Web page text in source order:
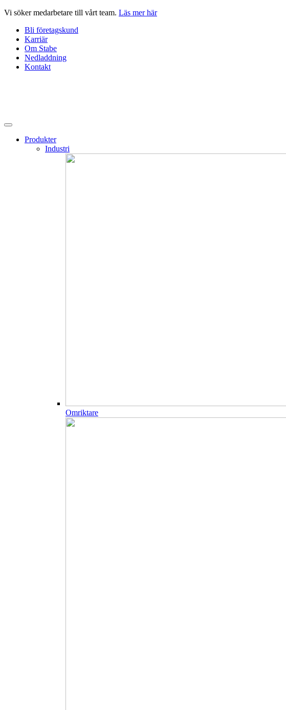
Hoppa
innehåll
Vi söker medarbetare till vårt team. Läs mer här
Bli företagskund
Karriär
Om Stabe
Nedladdning
Kontakt
Produkter
Industri
Omriktare